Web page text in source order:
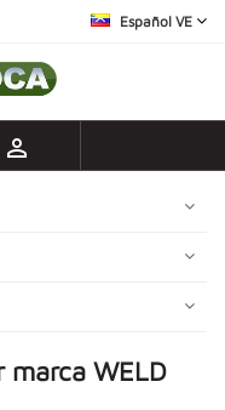
Español VE

WELD